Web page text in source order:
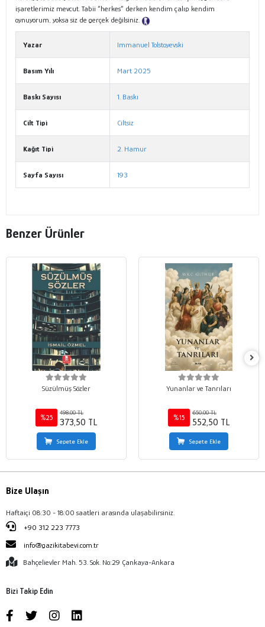
işaretlerimiz mevcut. Tabii “herkes” derken kendim çalıp kendim
oynuyorum, yoksa siz de gerçek değilsiniz.
Yazar Immanuel Tolstoyevski
Basım Yılı Mart 2025
Baskı Sayısı 1. Baskı
Cilt Tipi Ciltsiz
Kağıt Tipi 2. Hamur
Sayfa Sayısı 193
Benzer Ürünler
Süzülmüş Sözler
%25
498,00 TL
373,50 TL
Sepete Ekle
Yunanlar ve Tanrıları
%15
650,00 TL
552,50 TL
Sepete Ekle
Bize Ulaşın
Haftaiçi 08:30 - 18:00 saatleri arasında ulaşabilirsiniz.
+90 312 223 7773
info@gazikitabevi.com.tr
Bahçelievler Mah. 53. Sok. No:29 Çankaya-Ankara
Bizi Takip Edin